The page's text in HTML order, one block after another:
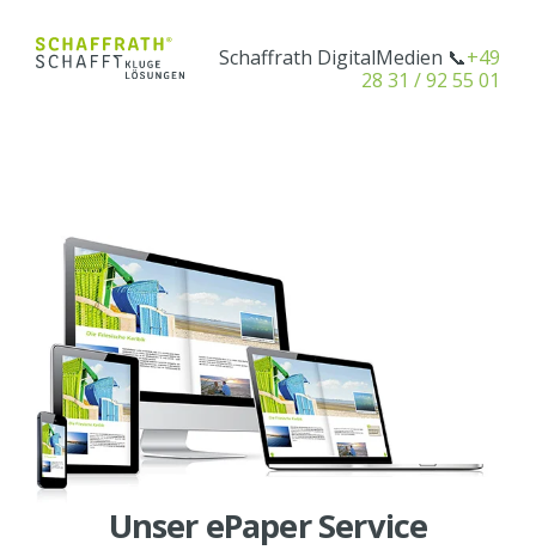
Schaffrath DigitalMedien 📞+49
28 31 / 92 55 01
Unser ePaper Service